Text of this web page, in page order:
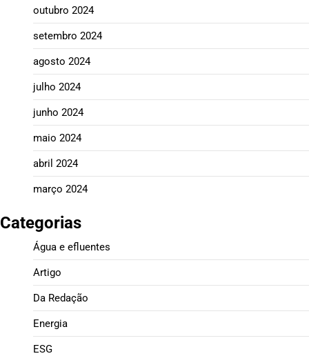
outubro 2024
setembro 2024
agosto 2024
julho 2024
junho 2024
maio 2024
abril 2024
março 2024
Categorias
Água e efluentes
Artigo
Da Redação
Energia
ESG